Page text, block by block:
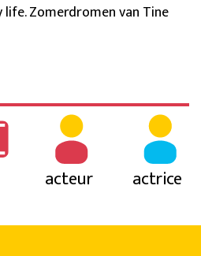
life. Zomerdromen van Tine
acteur actrice